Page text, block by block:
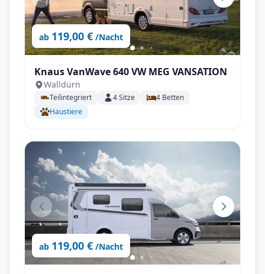
ab 119,00 € /Nacht
Knaus VanWave 640 VW MEG VANSATION
Walldürn
Teilintegriert 4Sitze 4 Betten
Haustiere
ab 119,00 € /Nacht